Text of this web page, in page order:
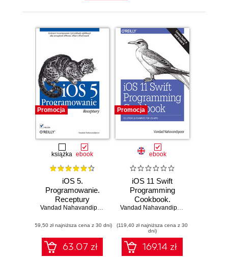
Promocja
książka ebook
iOS 5.
Programowanie.
Receptury
Vandad Nahavandipoor
(59,50 zł najniższa cena z 30 dni)
63.07 zł
Promocja
ebook
iOS 11 Swift
Programming
Cookbook.
Solutions and
Apps
Vandad Nahavandipoor
(119,40 zł najniższa cena z 30
dni)
169.14 zł